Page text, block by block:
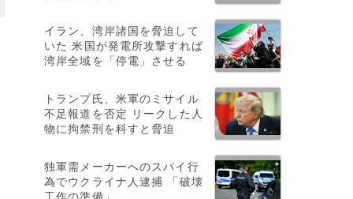
イラン、湾岸諸国を脅迫して
いた 米国が発電所攻撃すれば
湾岸全域を「停電」させる
トランプ氏、米軍のミサイル
不足報道を否定 リークした人
物に拘禁刑を科すと脅迫
独軍需メーカーへのスパイ行
為でウクライナ人逮捕 「破壊
工作の準備」